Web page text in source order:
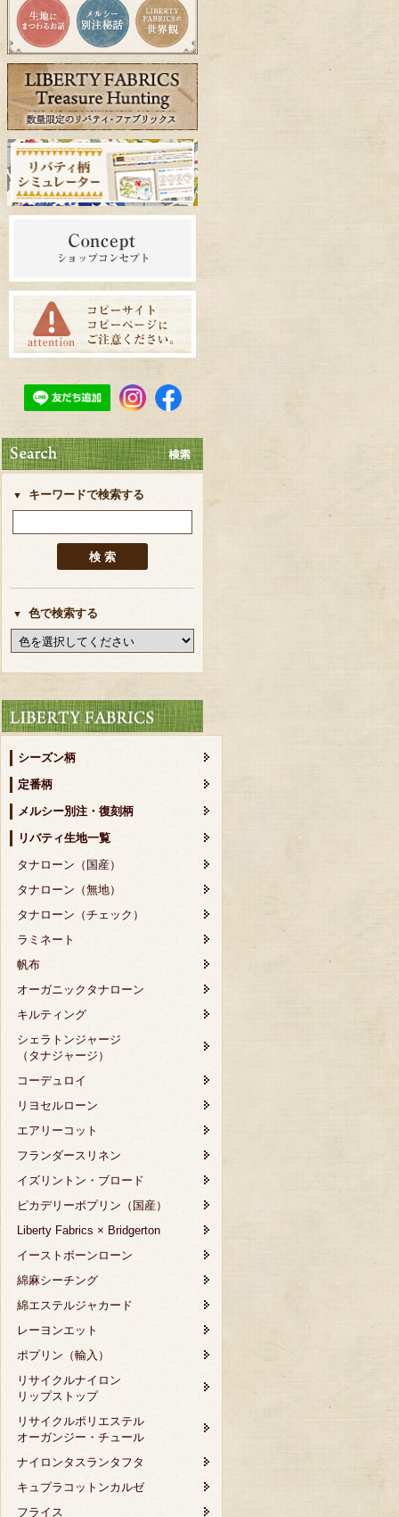
キーワードで検索する
色で検索する
シーズン柄
定番柄
メルシー別注・復刻柄
リバティ生地一覧
タナローン（国産）
タナローン（無地）
タナローン（チェック）
ラミネート
帆布
オーガニックタナローン
キルティング
シェラトンジャージ
（タナジャージ）
コーデュロイ
リヨセルローン
エアリーコット
フランダースリネン
イズリントン・ブロード
ピカデリーポプリン（国産）
Liberty Fabrics × Bridgerton
イーストボーンローン
綿麻シーチング
綿エステルジャカード
レーヨンエット
ポプリン（輸入）
リサイクルナイロン
リップストップ
リサイクルポリエステル
オーガンジー・チュール
ナイロンタスランタフタ
キュプラコットンカルゼ
フライス